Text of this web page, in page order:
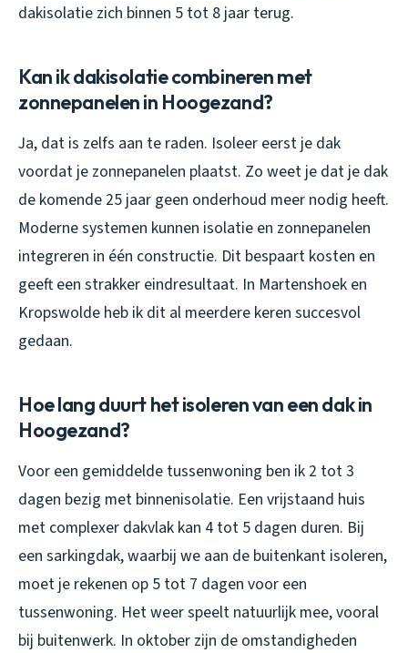
dakisolatie zich binnen 5 tot 8 jaar terug.
Kan ik dakisolatie combineren met
zonnepanelen in Hoogezand?
Ja, dat is zelfs aan te raden. Isoleer eerst je dak
voordat je zonnepanelen plaatst. Zo weet je dat je dak
de komende 25 jaar geen onderhoud meer nodig heeft.
Moderne systemen kunnen isolatie en zonnepanelen
integreren in één constructie. Dit bespaart kosten en
geeft een strakker eindresultaat. In Martenshoek en
Kropswolde heb ik dit al meerdere keren succesvol
gedaan.
Hoe lang duurt het isoleren van een dak in
Hoogezand?
Voor een gemiddelde tussenwoning ben ik 2 tot 3
dagen bezig met binnenisolatie. Een vrijstaand huis
met complexer dakvlak kan 4 tot 5 dagen duren. Bij
een sarkingdak, waarbij we aan de buitenkant isoleren,
moet je rekenen op 5 tot 7 dagen voor een
tussenwoning. Het weer speelt natuurlijk mee, vooral
bij buitenwerk. In oktober zijn de omstandigheden